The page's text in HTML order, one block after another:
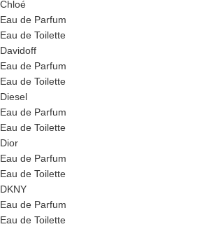
Chloé
Eau de Parfum
Eau de Toilette
Davidoff
Eau de Parfum
Eau de Toilette
Diesel
Eau de Parfum
Eau de Toilette
Dior
Eau de Parfum
Eau de Toilette
DKNY
Eau de Parfum
Eau de Toilette